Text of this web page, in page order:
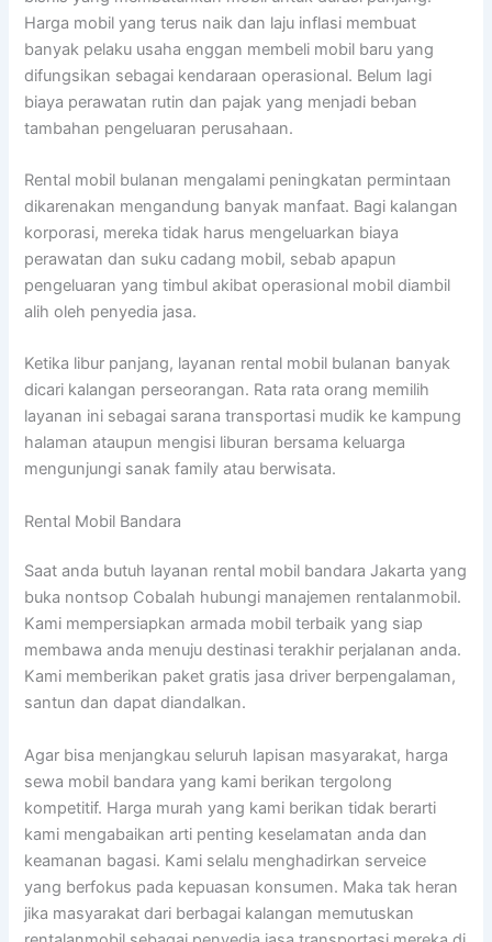
Harga mobil yang terus naik dan laju inflasi membuat
banyak pelaku usaha enggan membeli mobil baru yang
difungsikan sebagai kendaraan operasional. Belum lagi
biaya perawatan rutin dan pajak yang menjadi beban
tambahan pengeluaran perusahaan.
Rental mobil bulanan mengalami peningkatan permintaan
dikarenakan mengandung banyak manfaat. Bagi kalangan
korporasi, mereka tidak harus mengeluarkan biaya
perawatan dan suku cadang mobil, sebab apapun
pengeluaran yang timbul akibat operasional mobil diambil
alih oleh penyedia jasa.
Ketika libur panjang, layanan rental mobil bulanan banyak
dicari kalangan perseorangan. Rata rata orang memilih
layanan ini sebagai sarana transportasi mudik ke kampung
halaman ataupun mengisi liburan bersama keluarga
mengunjungi sanak family atau berwisata.
Rental Mobil Bandara
Saat anda butuh layanan rental mobil bandara Jakarta yang
buka nontsop Cobalah hubungi manajemen rentalanmobil.
Kami mempersiapkan armada mobil terbaik yang siap
membawa anda menuju destinasi terakhir perjalanan anda.
Kami memberikan paket gratis jasa driver berpengalaman,
santun dan dapat diandalkan.
Agar bisa menjangkau seluruh lapisan masyarakat, harga
sewa mobil bandara yang kami berikan tergolong
kompetitif. Harga murah yang kami berikan tidak berarti
kami mengabaikan arti penting keselamatan anda dan
keamanan bagasi. Kami selalu menghadirkan serveice
yang berfokus pada kepuasan konsumen. Maka tak heran
jika masyarakat dari berbagai kalangan memutuskan